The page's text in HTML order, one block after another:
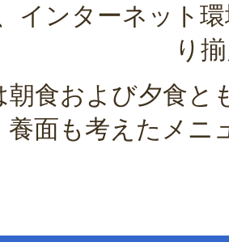
インターネット
り
朝食および夕食と
養面も考えたメニ